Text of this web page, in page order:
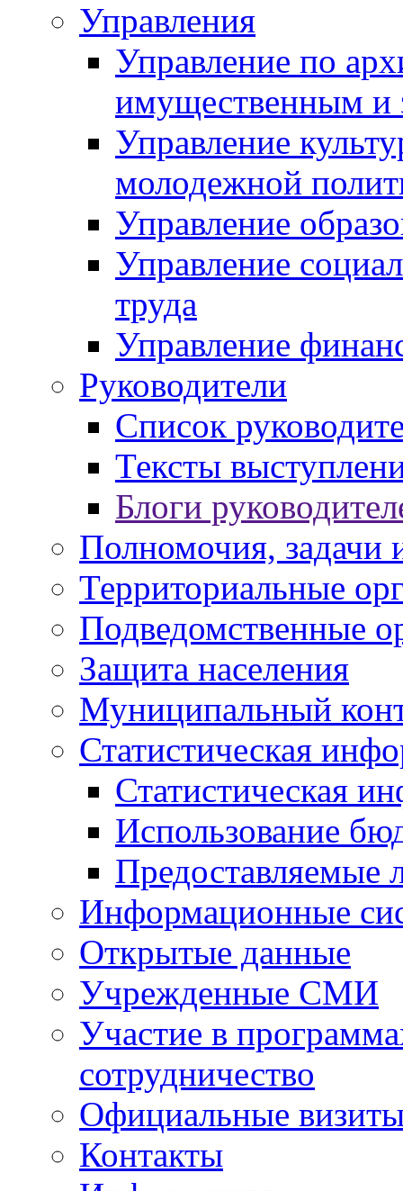
Управления
Управление по
имущественным и
Управление
молодежной
Управление
Управление
труда
Управление
Руководители
Список
Тексты
Блоги
Полномочия, задачи
Территориальные
Подведомственные
Защита населения
Муниципальный
Статистическая
Статистическая
Использование
Предоставляемые
Информационные
Открытые данные
Учрежденные СМИ
Участие в
сотрудничество
Официальные
Контакты